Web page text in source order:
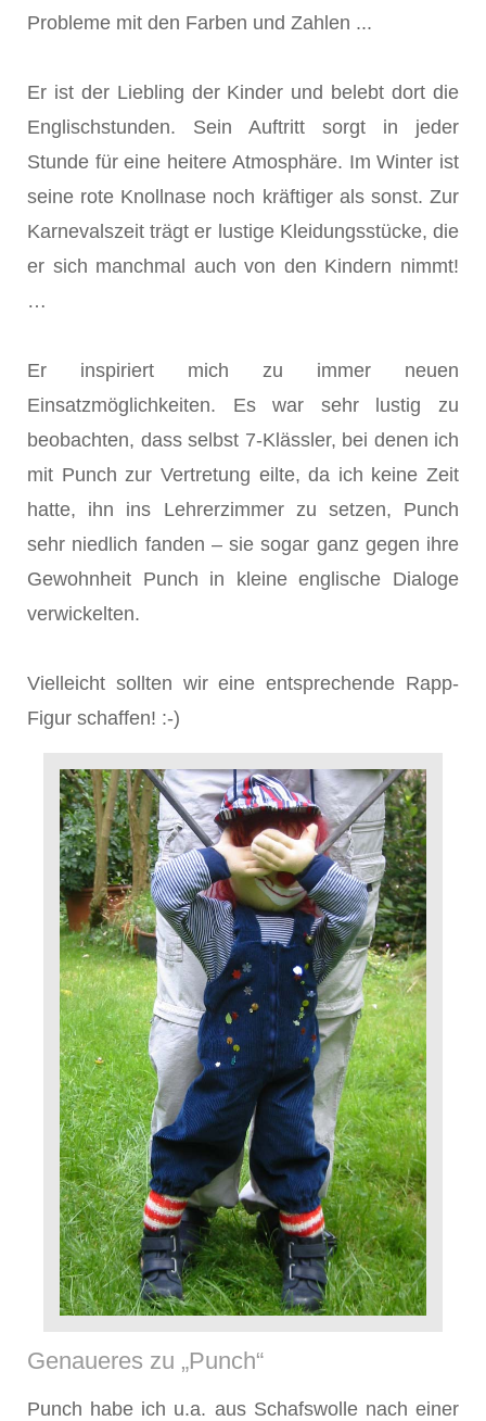
Probleme mit den Farben und Zahlen ...
Er ist der Liebling der Kinder und belebt dort die
Englischstunden. Sein Auftritt sorgt in jeder
Stunde für eine heitere Atmosphäre. Im Winter ist
seine rote Knollnase noch kräftiger als sonst. Zur
Karnevalszeit trägt er lustige Kleidungsstücke, die
er sich manchmal auch von den Kindern nimmt!
…
Er inspiriert mich zu immer neuen
Einsatzmöglichkeiten. Es war sehr lustig zu
beobachten, dass selbst 7-Klässler, bei denen ich
mit Punch zur Vertretung eilte, da ich keine Zeit
hatte, ihn ins Lehrerzimmer zu setzen, Punch
sehr niedlich fanden – sie sogar ganz gegen ihre
Gewohnheit Punch in kleine englische Dialoge
verwickelten.
Vielleicht sollten wir eine entsprechende Rapp-
Figur schaffen! :-)
Genaueres zu „Punch“
Punch habe ich u.a. aus Schafswolle nach einer